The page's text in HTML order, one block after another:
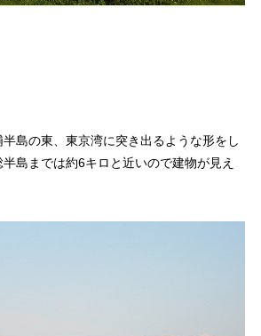
島の東、東京湾に突き出るような形をし
島までは約6キロと近いので建物が見え